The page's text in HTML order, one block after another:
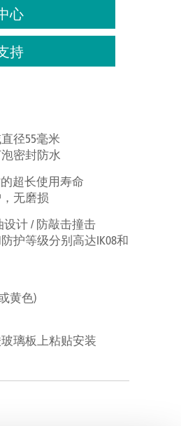
心
持
径55毫米
密封防水
超长使用寿命
无磨损
设计 / 防敲击撞击
护等级分别高达IK08和
黄色)
璃板上粘贴安装